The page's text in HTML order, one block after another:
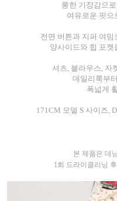
롱한 기장감으
여유로운 핏으
전면 버튼과 지퍼 여
양사이드와 힙 포켓
셔츠, 블라우스, 자
데일리룩부
폭넓게
171CM 모델 S 사이즈,
본 제품은 데
1회 드라이클리닝